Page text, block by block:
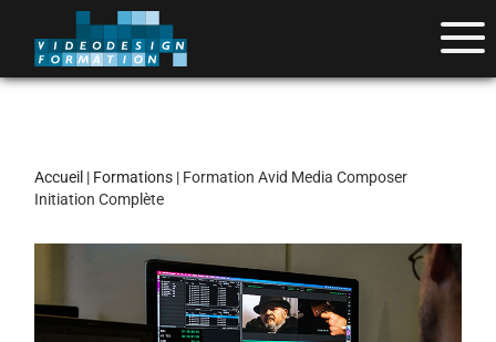
Accueil | Formations | Formation Avid Media Composer
Initiation Complète